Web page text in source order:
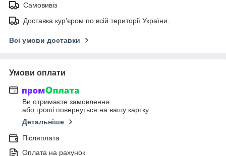
Самовивіз
Доставка кур’єром по всій території України.
Всі умови доставки
Умови оплати
Ви отримаєте замовлення
або гроші повернуться на вашу картку
Детальніше
Післяплата
Оплата на рахунок